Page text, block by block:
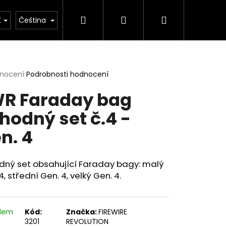
Kontakty Blog Novinky
Čeština Hledat PřihlášeníNákupní
Podrobnosti hodnocení
Faraday bag
set č.4 -
4
set obsahující Faraday bagy: malý
střední Gen. 4, velký Gen. 4.
Kód:
3201
Značka:FIREWIRE
REVOLUTION
Následující